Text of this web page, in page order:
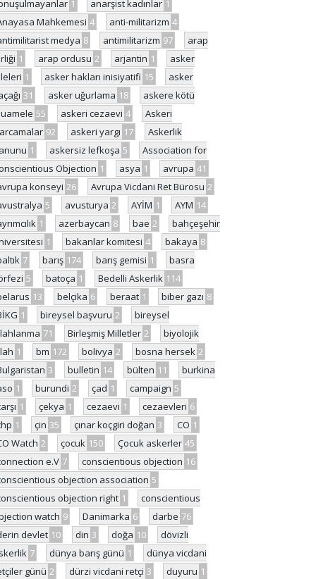
1 anarşist kadınlar 1
Mahkemesi 4 anti-militarizm 4
medya 8 antimilitarizm 97
arap
1 arap ordusu 2 arjantin 1
asker
1 asker hakları inisiyatifi 15
asker
31 asker uğurlama 18
askere kötü
55 askeri cezaevi 4
Askeri
92 askeri yargı 17
Askerlik
1 askersiz lefkoşa 5
Association for
Objection 1 asya 1 avrupa 41
konseyi 26 Avrupa Vicdani Ret Bürosu 2
5 avusturya 2 AYİM 1 AYM 14
1 azerbaycan 8 bae 2
bahçeşehir
1 bakanlar komitesi 4 bakaya 8
7 barış 174 barış gemisi 1
basra
5 batoça 1 Bedelli Askerlik 114
13 belçika 6 beraat 1 biber gazı 8
1 bireysel başvuru 2
bireysel
71 Birleşmiş Milletler 2
biyolojik
1 bm 172 bolivya 2 bosna hersek 2
3 bulletin 14 bülten 11
burkina
1 burundi 2 çad 1 campaign 5
1 çekya 1 cezaevi 1 cezaevleri 6
1 çin 35 çınar koçgiri doğan 3 CO 1
Watch 2 çocuk 150 Çocuk askerler 45
e.V 7 conscientious objection 16
objection association 5
objection right 1
conscientious
watch 9 Danimarka 6 darbe 76
devlet 10 din 3 doğa 10
dövizli
7 dünya barış günü 1
dünya vicdani
günü 2 dürzi vicdani retçi 3 duyuru 1